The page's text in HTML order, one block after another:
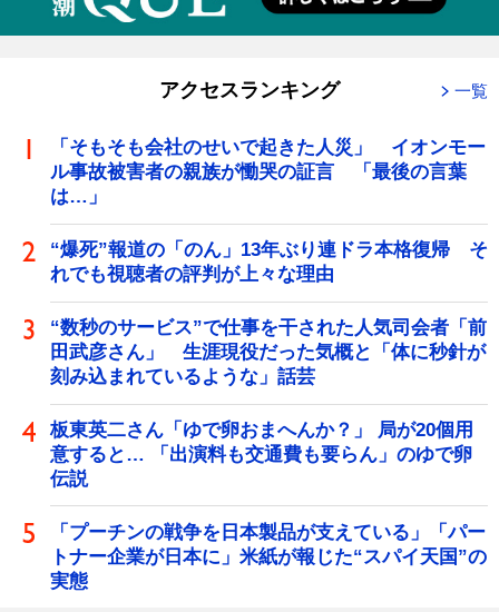
アクセスランキング 一覧
「そもそも会社のせいで起きた人災」 イオンモー
ル事故被害者の親族が慟哭の証言 「最後の言葉
は…」
“爆死”報道の「のん」13年ぶり連ドラ本格復帰 そ
れでも視聴者の評判が上々な理由
“数秒のサービス”で仕事を干された人気司会者「前
田武彦さん」 生涯現役だった気概と「体に秒針が
刻み込まれているような」話芸
板東英二さん「ゆで卵おまへんか？」 局が20個用
意すると… 「出演料も交通費も要らん」のゆで卵
伝説
「プーチンの戦争を日本製品が支えている」「パー
トナー企業が日本に」米紙が報じた“スパイ天国”の
実態